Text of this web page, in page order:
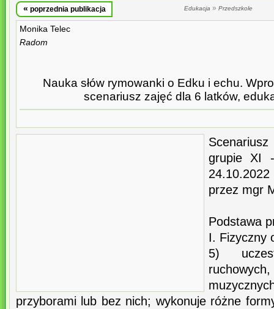
« poprzednia publikacja Edukacja » Przedszkole
Monika Telec
Radom
Nauka słów rymowanki o Edku i echu.
scenariusz zajęć dla 6 latków,
grupie XI
24.10.2022
przez mgr
Podstawa
I. Fizyczny
5)
przyborami lub bez nich; wykonuje różne